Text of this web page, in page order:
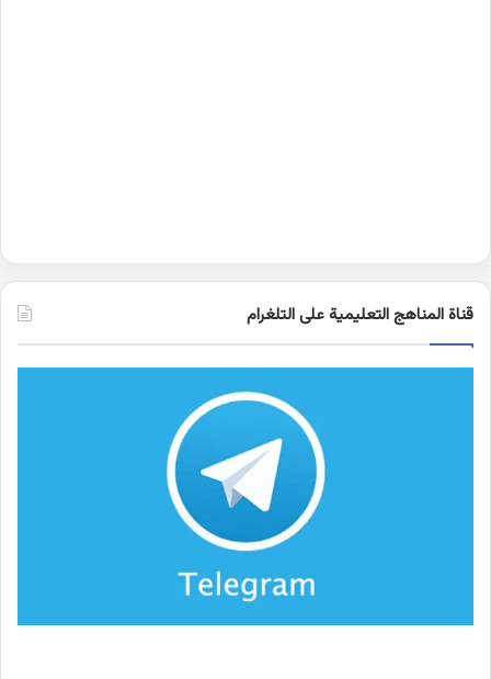
قناة المناهج التعليمية على التلغرام